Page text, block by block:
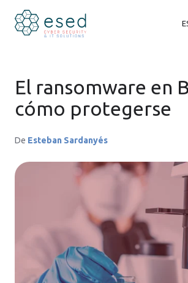
El ransomware en
cómo protegerse
De Esteban Sardanyés